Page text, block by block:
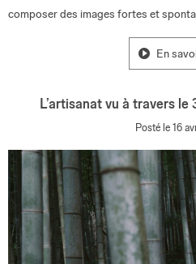
composer des images fortes et
En
L’artisanat vu à travers
Posté le 16